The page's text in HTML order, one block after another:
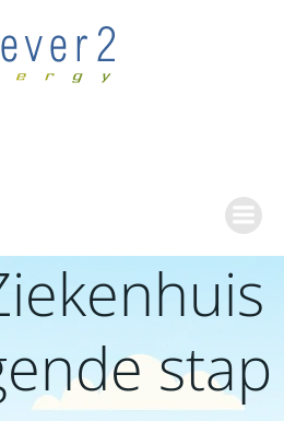
naar
de
inhoud
stap